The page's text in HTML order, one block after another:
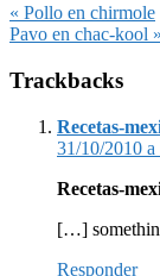
Entrada
anterior:
« Pollo en chirmole
Siguiente
Pavo en chac-kool »
con
los
lectores
Trackbacks
Recetas-
31/10/2010 a
Recetas-
[…]
Responder